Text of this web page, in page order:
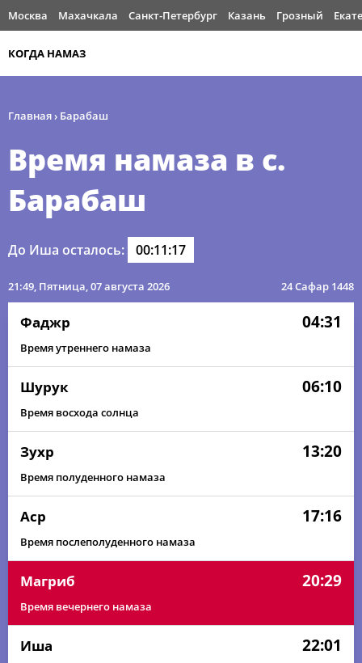
Москва Махачкала Санкт-Петербург Казань Грозный
КОГДА НАМАЗ
Главная› Барабаш
Время намаза в с.
Барабаш
До Иша осталось: 00:11:17
21:49, Пятница, 07 августа 2026 24 Сафар 1448
Фаджр 04:31
Время утреннего намаза
Шурук 06:10
Время восхода солнца
Зухр 13:20
Время полуденного намаза
Аср 17:16
Время послеполуденного намаза
Магриб 20:29
Время вечернего намаза
Иша 22:01